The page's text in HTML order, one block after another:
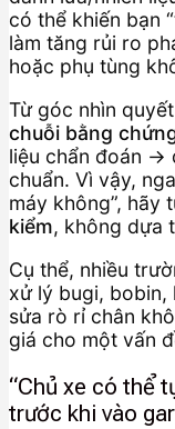
có thể khiến bạn
làm tăng rủi ro
hoặc phụ tùng
Từ góc nhìn
chuỗi bằng
liệu chẩn đoán →
chuẩn. Vì vậy,
máy không”, hãy
kiểm, không dựa
Cụ thể, nhiều
xử lý bugi, bobin,
sửa rò rỉ chân
giá cho một vấn
“Chủ xe có thể
trước khi vào